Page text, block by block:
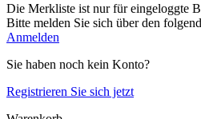
Die Merkliste ist nur für eingeloggte
Bitte melden Sie sich über den
Anmelden
Sie haben noch kein Konto?
Registrieren Sie sich jetzt